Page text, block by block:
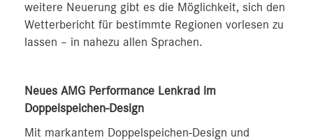
weitere Neuerung gibt es die Möglichkeit, sich den
Wetterbericht für bestimmte Regionen vorlesen zu
lassen – in nahezu allen Sprachen.
Neues AMG Performance Lenkrad im
Doppelspeichen-Design
Mit markantem Doppelspeichen-Design und